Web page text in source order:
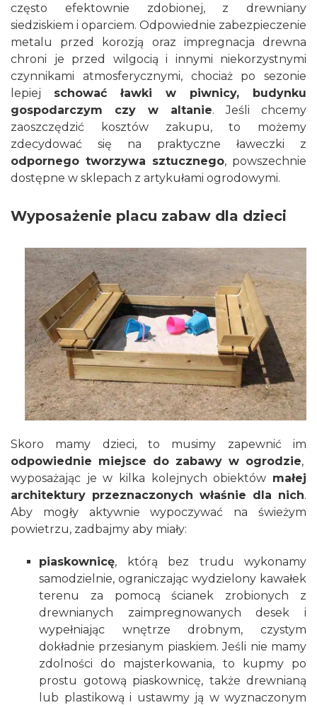
często efektownie zdobionej, z drewniany
siedziskiem i oparciem. Odpowiednie zabezpieczenie
metalu przed korozją oraz impregnacja drewna
chroni je przed wilgocią i innymi niekorzystnymi
czynnikami atmosferycznymi, chociaż po sezonie
lepiej schować ławki w piwnicy, budynku
gospodarczym czy w altanie. Jeśli chcemy
zaoszczędzić kosztów zakupu, to możemy
zdecydować się na praktyczne ławeczki z
odpornego tworzywa sztucznego, powszechnie
dostępne w sklepach z artykułami ogrodowymi.
Wyposażenie placu zabaw dla dzieci
Skoro mamy dzieci, to musimy zapewnić im
odpowiednie miejsce do zabawy w ogrodzie,
wyposażając je w kilka kolejnych obiektów małej
architektury przeznaczonych właśnie dla nich.
Aby mogły aktywnie wypoczywać na świeżym
powietrzu, zadbajmy aby miały:
piaskownicę, którą bez trudu wykonamy
samodzielnie, ograniczając wydzielony kawałek
terenu za pomocą ścianek zrobionych z
drewnianych zaimpregnowanych desek i
wypełniając wnętrze drobnym, czystym
dokładnie przesianym piaskiem. Jeśli nie mamy
zdolności do majsterkowania, to kupmy po
prostu gotową piaskownicę, także drewnianą
lub plastikową i ustawmy ją w wyznaczonym